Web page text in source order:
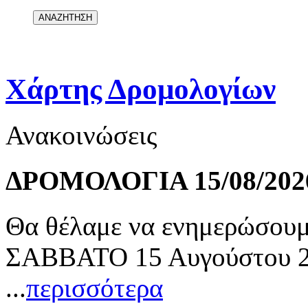
Χάρτης Δρομολογίων
Ανακοινώσεις
ΔΡΟΜΟΛΟΓΙΑ 15/08/
Θα θέλαμε να
ΣΑΒΒΑΤΟ 15 Αυγούστου
...περισσότερα